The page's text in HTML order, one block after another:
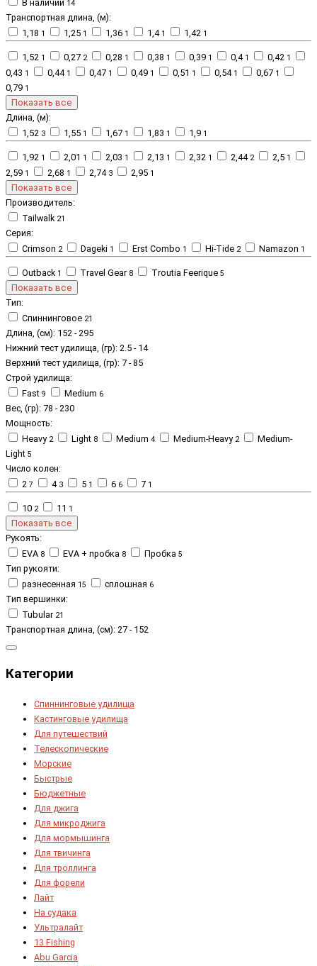
В наличии 14
Транспортная длина, (м):
1,18 1 1,25 1 1,36 1 1,4 1 1,42 1
1,52 1 0,27 2 0,28 1 0,38 1 0,39 1 0,4 1 0,42 1
0,43 1 0,44 1 0,47 1 0,49 1 0,51 1 0,54 1 0,67 1
0,79 1
Показать все
Длина, (м):
1,52 3 1,55 1 1,67 1 1,83 1 1,9 1
1,92 1 2,01 1 2,03 1 2,13 1 2,32 1 2,44 2 2,5 1
2,59 1 2,68 1 2,74 3 2,95 1
Показать все
Производитель:
Tailwalk 21
Серия:
Crimson 2 Dageki 1 Erst Combo 1 Hi-Tide 2 Namazon 1
Outback 1 Travel Gear 8 Troutia Feerique 5
Показать все
Тип:
Спиннинговое 21
Длина, (см): 152 - 295
Нижний тест удилища, (гр): 2.5 - 14
Верхний тест удилища, (гр): 7 -85
Строй удилища:
Fast 9 Medium 6
Вес, (гр): 78 - 230
Мощность:
Heavy 2 Light 8 Medium 4 Medium-Heavy 2
Medium-
Light 5
Число колен:
2 7 4 3 5 1 6 6 7 1
10 2 11 1
Показать все
Рукоять:
EVA 8 EVA + пробка 8 Пробка 5
Тип рукояти:
разнесенная 15 сплошная 6
Тип вершинки:
Tubular 21
Транспортная длина, (см): 27 - 152
Категории
Спиннинговые удилища
Кастинговые удилища
Для путешествий
Телескопические
Морские
Быстрые
Бюджетные
Для джига
Для микроджига
Для мормышинга
Для твичинга
Для троллинга
Для форели
Лайт
На судака
Ультралайт
13 Fishing
Abu Garcia